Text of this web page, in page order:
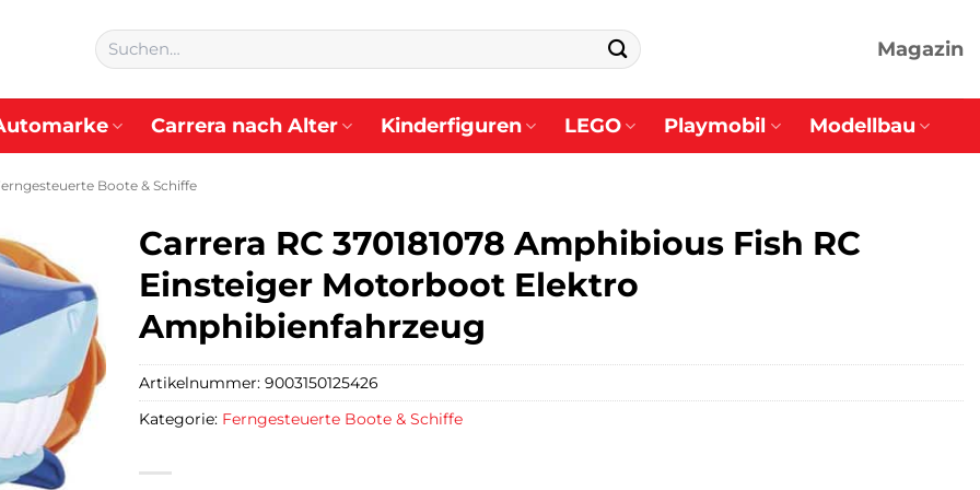
Suchen
nach:
Magazin
Carrera nach Alter Kinderfiguren LEGO Playmobil Modellbau
Boote & Schiffe
Carrera RC 370181078 Amphibious Fish RC
Einsteiger Motorboot Elektro
Amphibienfahrzeug
Artikelnummer: 9003150125426
Kategorie: Ferngesteuerte Boote & Schiffe